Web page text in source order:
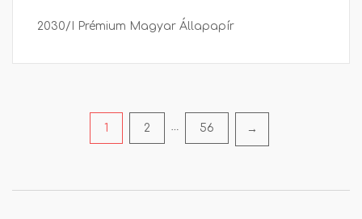
2030/I Prémium Magyar Állapapír
Bejegyzés
1 2 … 56 →